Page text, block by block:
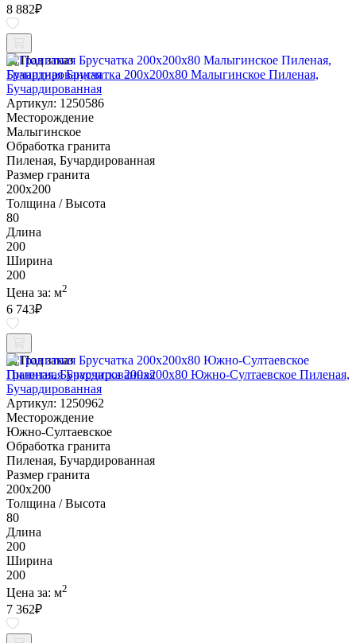
8 882₽
Под заказ
Гранитная Брусчатка 200х200x80 Малыгинское Пиленая,
Бучардированная
Артикул: 1250586
Месторождение
Малыгинское
Обработка гранита
Пиленая, Бучардированная
Размер гранита
200х200
Толщина / Высота
80
Длина
200
Ширина
200
Цена за: м2
6 743₽
Под заказ
Гранитная Брусчатка 200х200x80 Южно-Султаевское Пиленая,
Бучардированная
Артикул: 1250962
Месторождение
Южно-Султаевское
Обработка гранита
Пиленая, Бучардированная
Размер гранита
200х200
Толщина / Высота
80
Длина
200
Ширина
200
Цена за: м2
7 362₽